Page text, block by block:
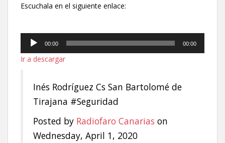
Escuchala en el siguiente enlace:
Reproductor
audio
00:00 00:00
Ir a descargar
Inés Rodríguez Cs San Bartolomé de
Tirajana #Seguridad
Posted by Radiofaro Canarias on
Wednesday, April 1, 2020